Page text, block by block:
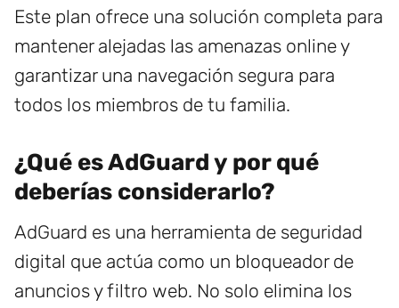
Este plan ofrece una solución completa para
mantener alejadas las amenazas online y
garantizar una navegación segura para
todos los miembros de tu familia.
¿Qué es AdGuard y por qué
deberías considerarlo?
AdGuard es una herramienta de seguridad
digital que actúa como un bloqueador de
anuncios y filtro web. No solo elimina los